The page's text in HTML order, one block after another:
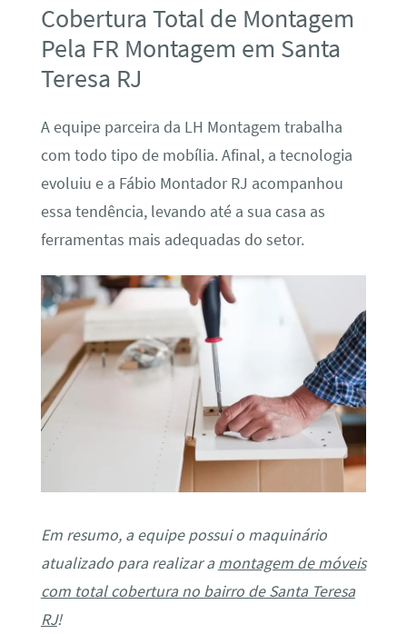
Cobertura Total de Montagem
Pela FR Montagem em Santa
Teresa RJ
A equipe parceira da LH Montagem trabalha
com todo tipo de mobília. Afinal, a tecnologia
evoluiu e a Fábio Montador RJ acompanhou
essa tendência, levando até a sua casa as
ferramentas mais adequadas do setor.
Em resumo, a equipe possui o maquinário
atualizado para realizar a montagem de móveis
com total cobertura no bairro de Santa Teresa
RJ!